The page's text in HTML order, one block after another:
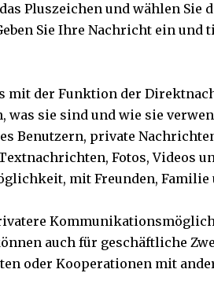
Pluszeichen und wählen Sie
Sie Ihre Nachricht ein und
mit der Funktion der
was sie sind und wie sie
Benutzern, private
Fotos, Videos
mit Freunden,
auch für geschäftliche
oder Kooperationen mit